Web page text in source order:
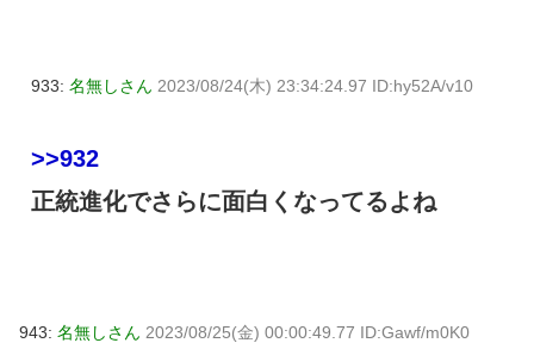
933: 名無しさん 2023/08/24(木) 23:34:24.97 ID:hy52A/v10
>>932
正統進化でさらに面白くなってるよね
943: 名無しさん 2023/08/25(金) 00:00:49.77 ID:Gawf/m0K0